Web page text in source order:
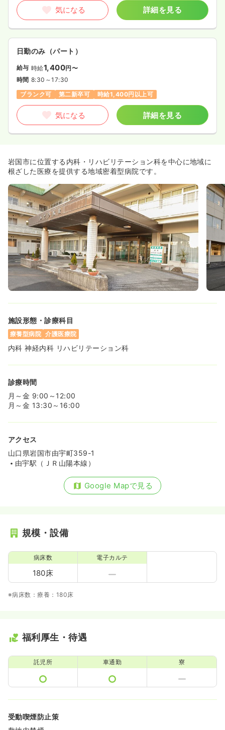
気になる 詳細を見る
日勤のみ（パート）
給与 時給1,400円〜
時間 8:30～17:30
ブランク可
第二新卒可 時給1,400円以上可
気になる 詳細を見る
岩国市に位置する内科・リハビリテーション科を中心に地域に
根ざした医療を提供する地域密着型病院です。
施設形態・診療科目
療養型病院 介護医療院
内科 神経内科 リハビリテーション科
診療時間
月～金 9:00～12:00
月～金 13:30～16:00
アクセス
山口県岩国市由宇町359-1
由宇駅（ＪＲ山陽本線）
Google Mapで見る
規模・設備
病床数
180床
電子カルテ
※病床数：療養：180床
福利厚生・待遇
託児所 車通勤 寮
受動喫煙防止策